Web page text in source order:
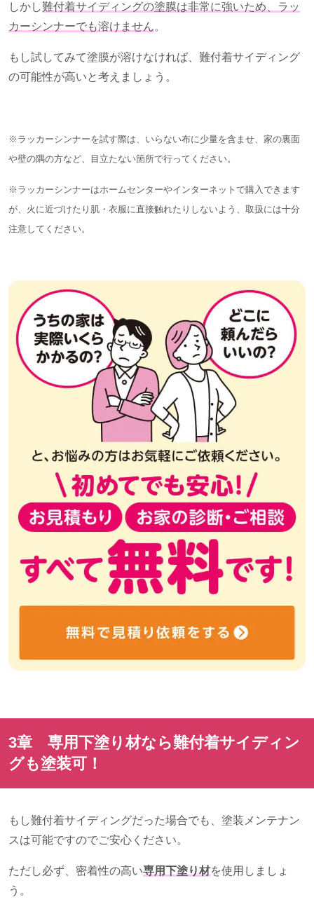
しかし難付着サイディングの塗膜は非常に強いため、ラッ
カーシンナーでも溶けません。
もし試してみて塗膜が溶けなければ、難付着サイディング
の可能性が高いと考えましょう。
※ラッカーシンナーを試す際は、いらない布に少量を含ませ、家の裏面
や壁の隅の方など、目立たない箇所で行ってください。
※ラッカーシンナーはホームセンターやインターネットで購入できます
が、火に近づけたり肌・衣服に直接触れたりしないよう、取扱には十分
注意してください。
3章 専用下塗り材なら難付着サイディン
グも塗装可！
もし難付着サイディングだった場合でも、塗装メンテナン
スは可能ですのでご安心ください。
ただし必ず、密着性の高い専用下塗り材を使用しましょ
う。